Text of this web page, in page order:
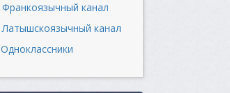
Франкоязычный канал
Латышскоязычный канал
Одноклассники